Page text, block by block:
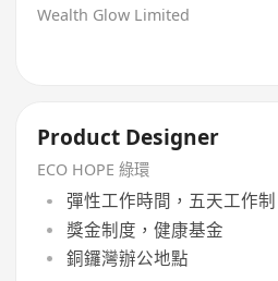
Wealth Glow Limited
Product Designer
ECO HOPE 綠環
彈性工作時間，五天工作制
獎金制度，健康基金
銅鑼灣辦公地點